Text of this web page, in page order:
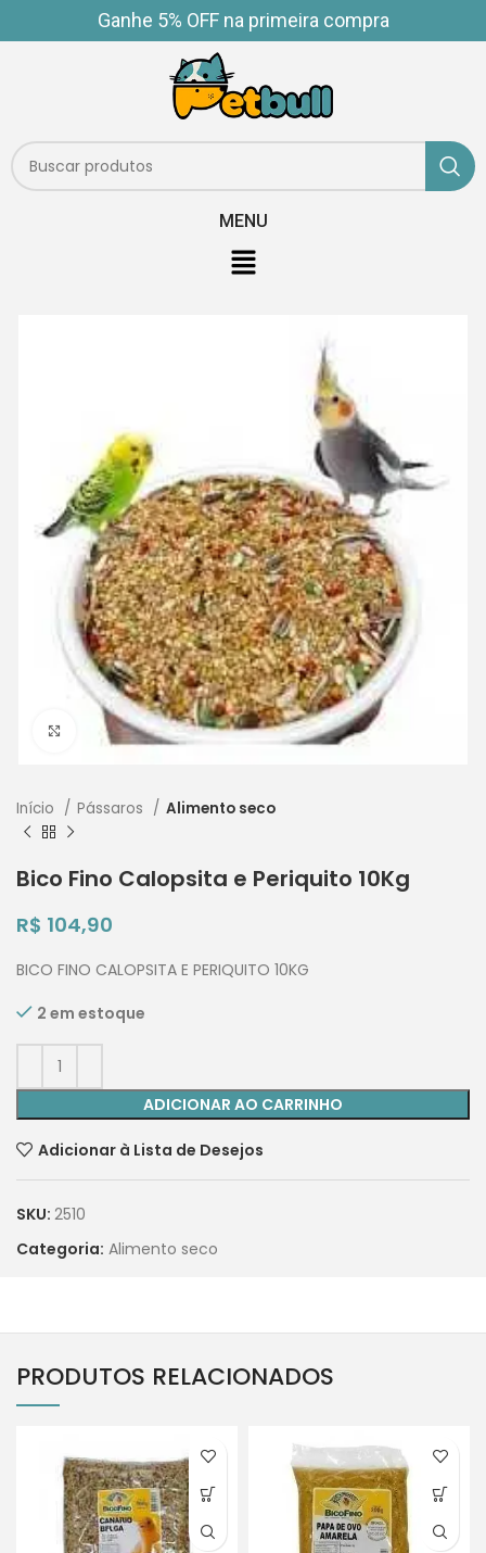
Ganhe 5% OFF na primeira compra
MENU
Clique para ampliar
Início Pássaros Alimento seco
Bico Fino Calopsita e Periquito 10Kg
R$ 104,90
BICO FINO CALOPSITA E PERIQUITO 10KG
2 em estoque
ADICIONAR AO CARRINHO
Adicionar à Lista de Desejos
SKU: 2510
Categoria: Alimento seco
PRODUTOS RELACIONADOS